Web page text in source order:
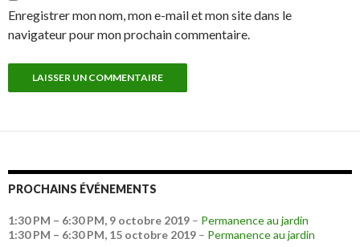
Enregistrer mon nom, mon e-mail et mon site dans le
navigateur pour mon prochain commentaire.
PROCHAINS ÉVÉNEMENTS
1:30 PM – 6:30 PM, 9 octobre 2019 – Permanence au jardin
1:30 PM – 6:30 PM, 15 octobre 2019 – Permanence au jardin